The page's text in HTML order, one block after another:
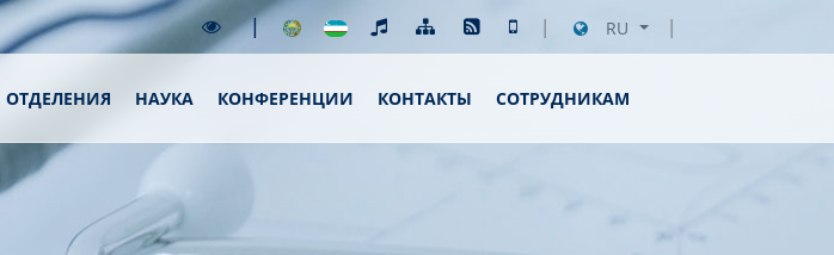
| RU
ОТДЕЛЕНИЯ НАУКА КОНФЕРЕНЦИИ КОНТАКТЫ СОТРУДНИКАМ